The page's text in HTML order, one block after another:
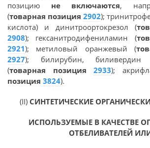
позицию не включаются,
(товарная позиция 2902);
кислота) и динитроортокрезол (
2908); гексанитродифениламин (
2921); метиловый оранжевый (
2927); билирубин,
(товарная позиция 2933);
позиция 3824).
(II) СИНТЕТИЧЕСКИЕ
ИСПОЛЬЗУЕМЫЕ В КАЧЕСТВЕ
ОТБЕЛИВАТЕЛЕЙ